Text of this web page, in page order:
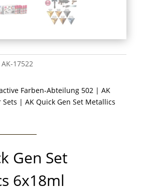
AK-17522
Farben-Abteilung 502| AK
Sets | AK Quick Gen Set Metallics
Gen Set
6x18ml